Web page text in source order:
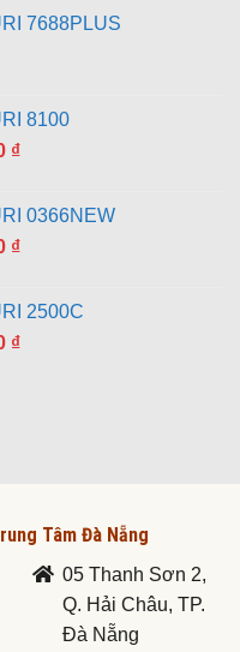
7688PLUS
8100
₫.
₫Giá
là:
7,690,000 ₫.
0366NEW
₫.
₫Giá
là:
3,380,000 ₫.
2500C
₫Giá
Tâm Đà Nẵng
05 Thanh Sơn 2,
Q. Hải Châu, TP.
Đà Nẵng